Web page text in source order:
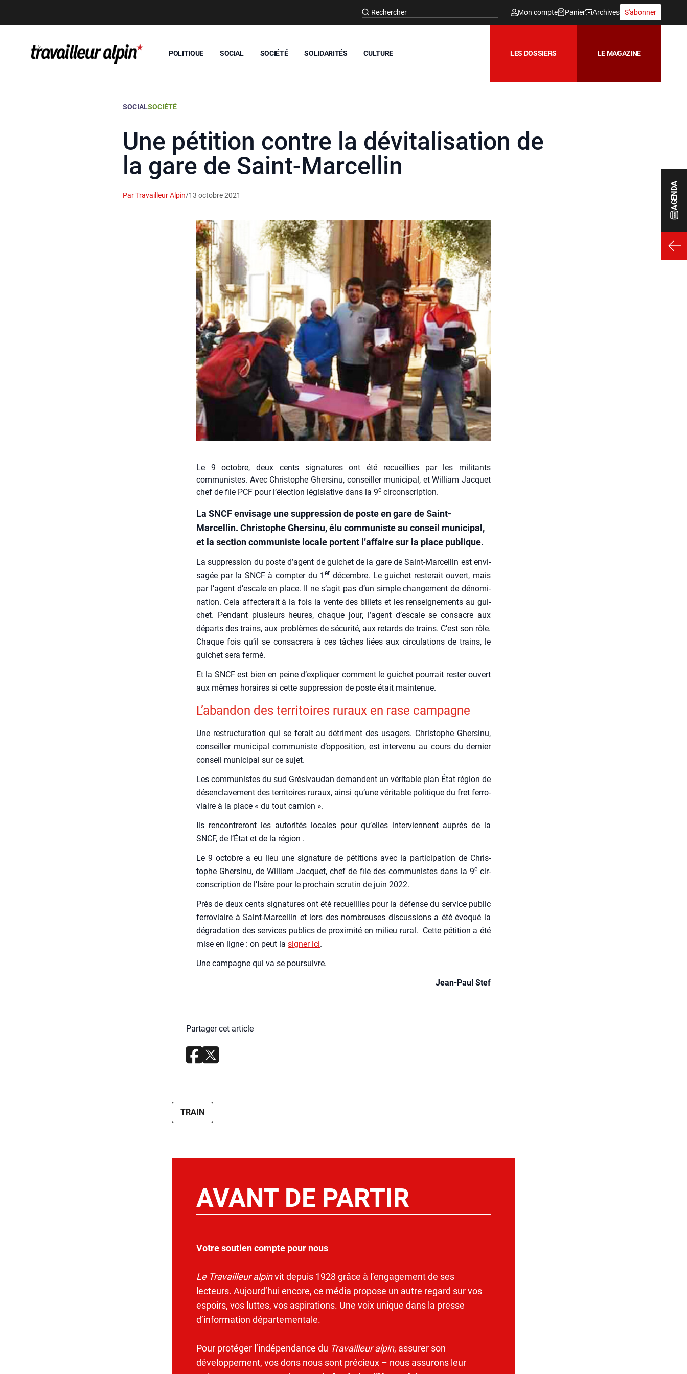
AGENDA
Mon compte Panier Archives S'abonner
POLITIQUE SOCIAL SOCIÉTÉ SOLIDARITÉS CULTURE LES DOSSIERS LE MAGAZINE
SOCIALSOCIÉTÉ
Une pétition contre la dévitalisation de
la gare de Saint-Marcellin
Par Travailleur Alpin/13 octobre 2021
Le 9 octobre, deux cents signatures ont été recueillies par les militants
communistes. Avec Christophe Ghersinu, conseiller municipal, et William Jacquet
chef de file PCF pour l’élection législative dans la 9e circonscription.
La SNCF envisage une suppression de poste en gare de Saint-
Marcellin. Christophe Ghersinu, élu communiste au conseil municipal,
et la section communiste locale portent l’affaire sur la place publique.
La sup­pres­sion du poste d’agent de gui­chet de la gare de Saint-Mar­cel­lin est envi­
sa­gée par la SNCF à comp­ter du 1er décembre. Le gui­chet res­te­rait ouvert, mais
par l’agent d’escale en place. Il ne s’agit pas d’un simple chan­ge­ment de déno­mi­
na­tion. Cela affec­te­rait à la fois la vente des billets et les ren­sei­gne­ments au gui­
chet. Pen­dant plu­sieurs heures, chaque jour, l’agent d’escale se consacre aux
départs des trains, aux pro­blèmes de sécu­ri­té, aux retards de trains. C’est son rôle.
Chaque fois qu’il se consa­cre­ra à ces tâches liées aux cir­cu­la­tions de trains, le
gui­chet sera fer­mé.
Et la SNCF est bien en peine d’expliquer com­ment le gui­chet pour­rait res­ter ouvert
aux mêmes horaires si cette sup­pres­sion de poste était main­te­nue.
L’a­ban­don des ter­ri­toires ruraux en rase cam­pagne
Une restruc­tu­ra­tion qui se ferait au détri­ment des usa­gers. Chris­tophe Gher­si­nu,
conseiller muni­ci­pal com­mu­niste d’op­po­si­tion, est inter­ve­nu au cours du der­nier
conseil muni­ci­pal sur ce sujet.
Les com­mu­nistes du sud Gré­si­vau­dan demandent un véri­table plan État région de
désen­cla­ve­ment des ter­ri­toires ruraux, ain­si qu’une véri­table poli­tique du fret fer­ro­
viaire à la place « du tout camion ».
Ils ren­con­tre­ront les auto­ri­tés locales pour qu’elles inter­viennent auprès de la
SNCF, de l’É­tat et de la région .
Le 9 octobre a eu lieu une signa­ture de péti­tions avec la par­ti­ci­pa­tion de Chris­
tophe Gher­si­nu, de William Jac­quet, chef de file des com­mu­nistes dans la 9ecir­
cons­crip­tion de l’Isère pour le pro­chain scru­tin de juin 2022.
Près de deux cents signa­tures ont été recueillies pour la défense du ser­vice public
fer­ro­viaire à Saint-Mar­cel­lin et lors des nom­breuses dis­cus­sions a été évo­qué la
dégra­da­tion des ser­vices publics de proxi­mi­té en milieu rural. Cette péti­tion a été
mise en ligne : on peut la signer ici.
Une cam­pagne qui va se pour­suivre.
Jean-Paul Stef
Partager cet article
TRAIN
AVANT DE PARTIR
Votre soutien compte pour nous
Le Travailleur alpinvit depuis 1928 grâce à l’engagement de ses
lecteurs. Aujourd’hui encore, ce média propose un autre regard sur vos
espoirs, vos luttes, vos aspirations. Une voix unique dans la presse
d’information départementale.
Pour protéger l’indépendance du Travailleur alpin, assurer son
développement, vos dons nous sont précieux – nous assurons leur